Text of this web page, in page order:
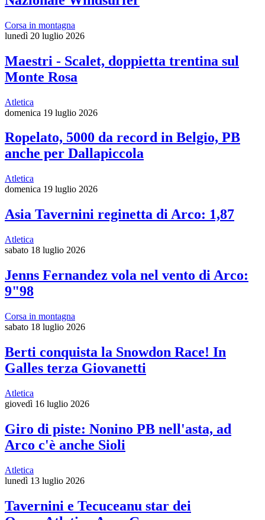
Corsa in montagna
lunedì 20 luglio 2026
Maestri - Scalet, doppietta trentina sul
Monte Rosa
Atletica
domenica 19 luglio 2026
Ropelato, 5000 da record in Belgio, PB
anche per Dallapiccola
Atletica
domenica 19 luglio 2026
Asia Tavernini reginetta di Arco: 1,87
Atletica
sabato 18 luglio 2026
Jenns Fernandez vola nel vento di Arco:
9"98
Corsa in montagna
sabato 18 luglio 2026
Berti conquista la Snowdon Race! In
Galles terza Giovanetti
Atletica
giovedì 16 luglio 2026
Giro di piste: Nonino PB nell'asta, ad
Arco c'è anche Sioli
Atletica
lunedì 13 luglio 2026
Tavernini e Tecuceanu star dei